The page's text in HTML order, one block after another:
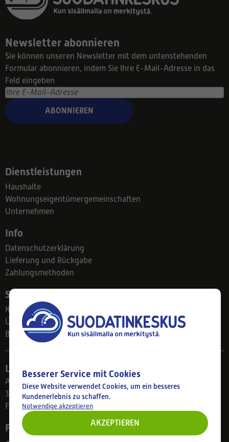
Newsletter abonnieren
Sie können unseren Newsletter mit dem untenstehenden
Formular abonnieren, indem Sie Ihre E-Mail-Adresse in das
Feld eingeben
ABONNIEREN
Dienstleistungen
Haushalte
Wohnungseigentümergemeinschaften
Unternehmen
Info
Datenschutzerklärung
Lieferung und Rückgabe
Zahlungsmethoden
Suodatinkeskus
Kontakt
Über uns
Blog
Ladengeschäft
Ahlmanintie 61
33800 Tampere
Finnland
Folgen Sie uns
Besserer Service mit Cookies
Diese Website verwendet Cookies, um ein besseres
Kundenerlebnis zu schaffen.
Notwendige akzeptieren
AKZEPTIEREN